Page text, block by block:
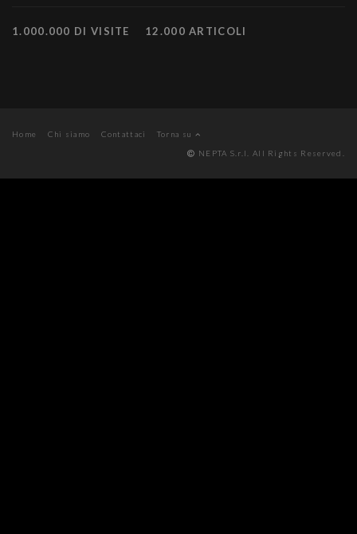
1.000.000 DI VISITE 12.000 ARTICOLI
Home Chi siamo Contattaci
Torna su
NEPTA S.r.l. All Rights Reserved.